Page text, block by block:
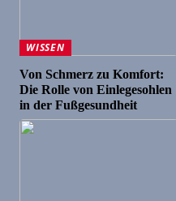
WISSEN
Von Schmerz zu Komfort:
Die Rolle von Einlegesohlen
in der Fußgesundheit